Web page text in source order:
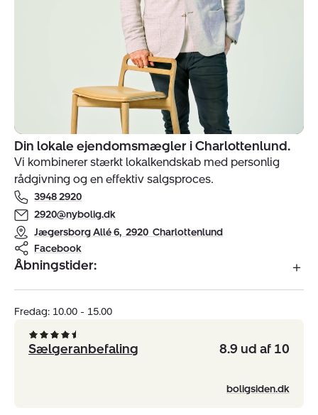
Indehavere
af
ejendomsmægler
Nybolig
Charlottenlund
-
Klampenborg
Din lokale ejendomsmægler i Charlottenlund.
Vi kombinerer stærkt lokalkendskab med personlig
rådgivning og en effektiv salgsproces.
3948 2920
2920@nybolig.dk
Jægersborg Allé 6, 2920 Charlottenlund
Facebook
Åbningstider:
Fredag: 10.00 - 15.00
Sælgeranbefaling 8.9 ud af 10
boligsiden.dk